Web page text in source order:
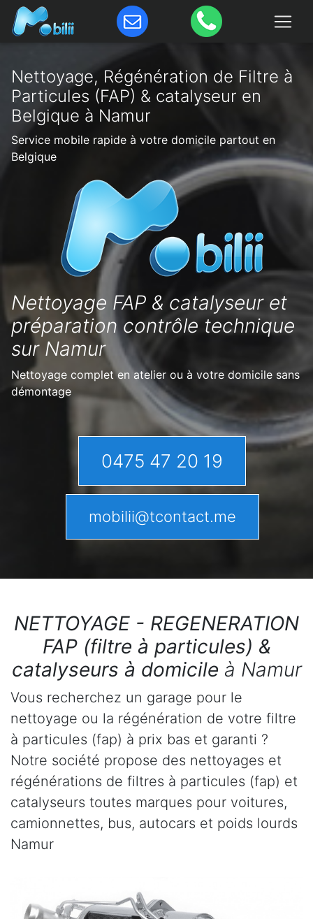
Nettoyage, Régénération de Filtre à
Particules (FAP) & catalyseur en
Belgique à Namur
Service mobile rapide à votre domicile partout en
Belgique
Nettoyage FAP & catalyseur et
préparation contrôle technique
sur Namur
Nettoyage complet en atelier ou à votre domicile sans
démontage
0475 47 20 19
mobilii@tcontact.me
NETTOYAGE - REGENERATION
FAP (filtre à particules) &
catalyseurs à domicile à Namur
Vous recherchez un garage pour le
nettoyage ou la régénération de votre filtre
à particules (fap) à prix bas et garanti ?
Notre société propose des nettoyages et
régénérations de filtres à particules (fap) et
catalyseurs toutes marques pour voitures,
camionnettes, bus, autocars et poids lourds
Namur